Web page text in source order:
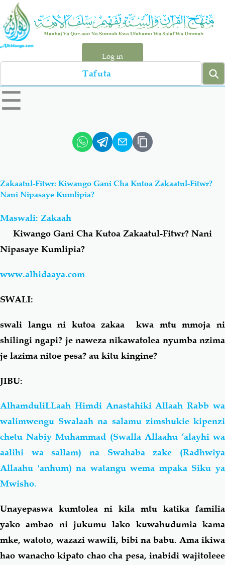
Skip
main
content
Log in
Search
left
sidebar
☰
Hadiyth
Aqiydah
Shirki & Kufru
Salaf Wa Ummah
Fiqh-Ibaadah
Akhlaaq-Aadaab Raqaaiq
Chemsha Bongo Vitabu
Mapishi
Zakaatul-Fitwr: Kiwango Gani Cha Kutoa Zakaatul-Fitwr?
Nani Nipasaye Kumlipia?
Maswali: Zakaah
Kiwango Gani Cha Kutoa Zakaatul-Fitwr? Nani
Nipasaye Kumlipia?
www.alhidaaya.com
SWALI:
swali langu ni kutoa zakaa kwa mtu mmoja ni
shilingi ngapi? je naweza nikawatolea nyumba nzima
je lazima nitoe pesa? au kitu kingine?
JIBU:
AlhamduliLLaah Himdi Anastahiki Allaah Rabb wa
walimwengu Swalaah na salamu zimshukie kipenzi
chetu Nabiy Muhammad (Swalla Allaahu ‘alayhi wa
aalihi wa sallam) na Swahaba zake (Radhwiya
Allaahu 'anhum) na watangu wema mpaka Siku ya
Mwisho.
Unayepaswa kumtolea ni kila mtu katika familia
yako ambao ni jukumu lako kuwahudumia kama
mke, watoto, wazazi wawili, bibi na babu. Ama ikiwa
hao wanacho kipato chao cha pesa, inabidi wajitoleee